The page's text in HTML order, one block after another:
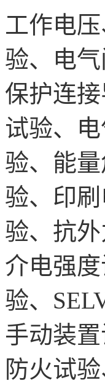
工作电
验、电
保护连
试验、
验、能
验、印
验、抗
介电强
验、
手动装
防火试